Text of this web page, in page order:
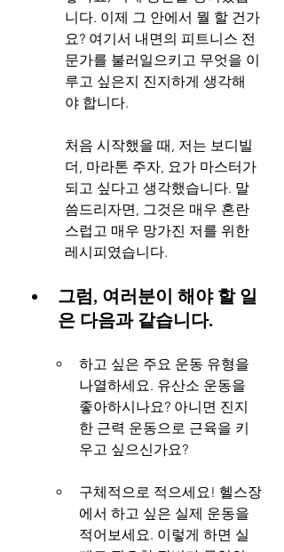
니다. 이제 그 안에서 뭘 할 건가
요? 여기서 내면의 피트니스 전
문가를 불러일으키고 무엇을 이
루고 싶은지 진지하게 생각해
야 합니다.
처음 시작했을 때, 저는 보디빌
더, 마라톤 주자, 요가 마스터가
되고 싶다고 생각했습니다. 말
씀드리자면, 그것은 매우 혼란
스럽고 매우 망가진 저를 위한
레시피였습니다.
그럼, 여러분이 해야 할 일
은 다음과 같습니다.
하고 싶은 주요 운동 유형을
나열하세요. 유산소 운동을
좋아하시나요? 아니면 진지
한 근력 운동으로 근육을 키
우고 싶으신가요?
구체적으로 적으세요! 헬스장
에서 하고 싶은 실제 운동을
적어보세요. 이렇게 하면 실